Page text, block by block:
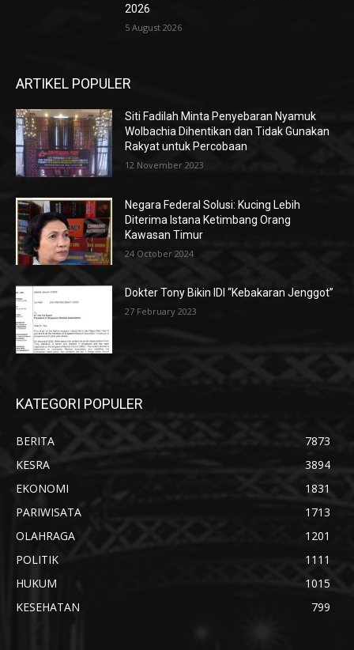
2026
5 August 2026
ARTIKEL POPULER
Siti Fadilah Minta Penyebaran Nyamuk
Wolbachia Dihentikan dan Tidak Gunakan
Rakyat untuk Percobaan
12 November 2023
Negara Federal Solusi: Kucing Lebih
Diterima Istana Ketimbang Orang
Kawasan Timur
24 October 2024
Dokter Tony Bikin IDI “Kebakaran Jenggot”
27 February 2023
KATEGORI POPULER
BERITA
7873
KESRA
3894
EKONOMI
1831
PARIWISATA
1713
OLAHRAGA
1201
POLITIK
1111
HUKUM
1015
KESEHATAN
799